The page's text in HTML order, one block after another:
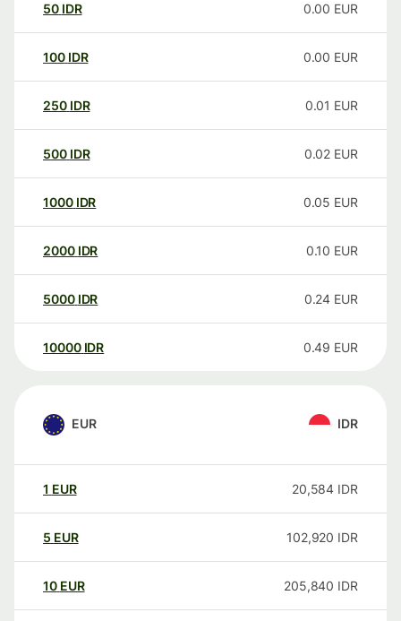
50 IDR 0.00 EUR
100 IDR 0.00 EUR
250 IDR 0.01 EUR
500 IDR 0.02 EUR
1000 IDR 0.05 EUR
2000 IDR 0.10 EUR
5000 IDR 0.24 EUR
10000 IDR 0.49 EUR
EUR IDR
1 EUR 20,584 IDR
5 EUR 102,920 IDR
10 EUR 205,840 IDR